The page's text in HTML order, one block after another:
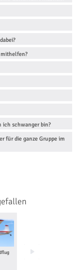
mithelfen?
schwanger bin?
für die ganze Gruppe im
Gleitschirm